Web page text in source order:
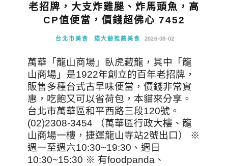
老招牌，大支炸雞腿、炸馬頭魚，高
CP值便當，價錢超佛心 7452
台北市美食 貓大爺推薦美食 2026-08-02
萬華「龍山商場」臥虎藏龍，其中「龍
山商場」是1922年創立的百年老招牌，
販售多種台式古早味便當，價錢非常實
惠，吃飽又可以省荷包，本貓來分享。
台北市萬華區和平西路三段120號。
(02)2308-3454 （萬華區行政大樓、龍
山商場一樓，捷運龍山寺站2號出口） ※
週一至週六10:30~19:30、週日
10:30~15:30 ※ 有foodpanda、